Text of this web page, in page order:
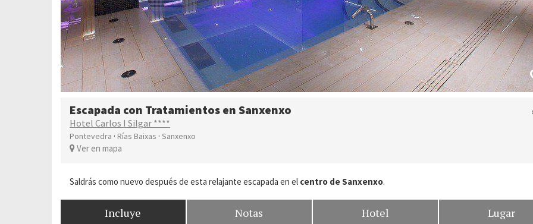
Escapada con Tratamientos en Sanxenxo
Hotel Carlos I Silgar ****
Pontevedra · Rías Baixas · Sanxenxo
Ver en mapa
Saldrás como nuevo después de esta relajante escapada en el centro deSanxenxo.
Incluye Notas Hotel Lugar